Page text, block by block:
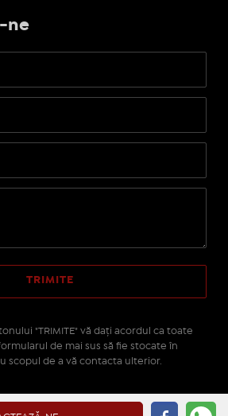
ne
"TRIMITE" vă daţi acordul ca toate
de mai sus să fie stocate în
scopul de a vă contacta ulterior.
IMOPEDIA.ro - Anunțuri